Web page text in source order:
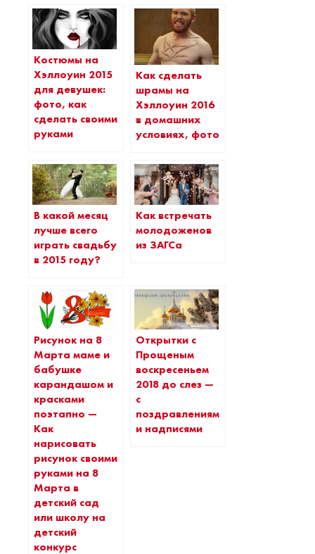
Костюмы на
Хэллоуин 2015
для девушек:
фото, как
сделать своими
руками
Как сделать
шрамы на
Хэллоуин 2016
в домашних
условиях, фото
В какой месяц
лучше всего
играть свадьбу
в 2015 году?
Как встречать
молодоженов
из ЗАГСа
Рисунок на 8
Марта маме и
бабушке
карандашом и
красками
поэтапно —
Как
нарисовать
рисунок своими
руками на 8
Марта в
детский сад
или школу на
детский
конкурс
Открытки с
Прощеным
воскресеньем
2018 до слез —
с
поздравлениями
и надписями